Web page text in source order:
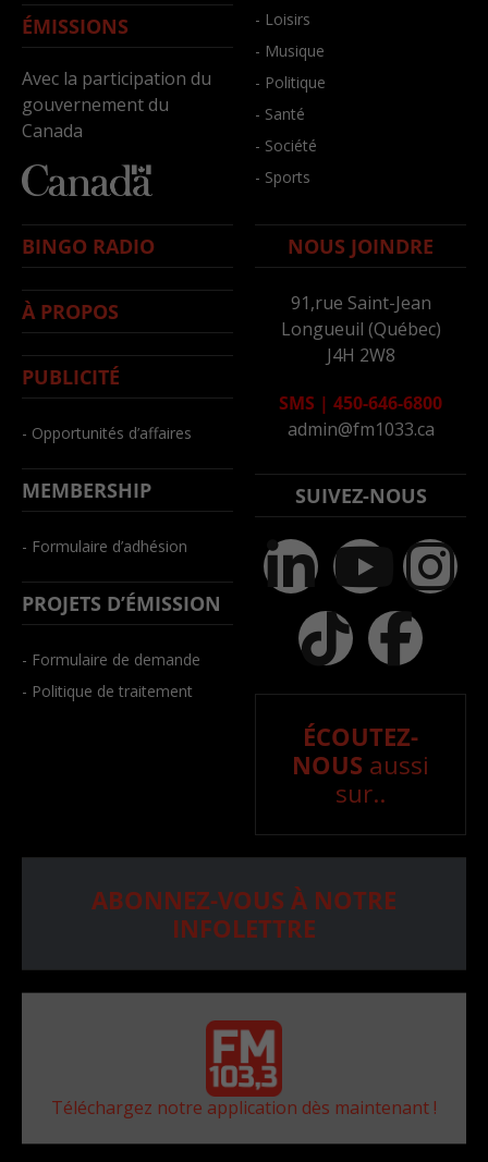
ÉMISSIONS
Avec la participation du
gouvernement du
Canada
- Loisirs
- Musique
- Politique
- Santé
- Société
- Sports
BINGO RADIO
À PROPOS
PUBLICITÉ
- Opportunités d’affaires
MEMBERSHIP
- Formulaire d’adhésion
PROJETS D’ÉMISSION
- Formulaire de demande
- Politique de traitement
NOUS JOINDRE
91,rue Saint-Jean
Longueuil (Québec)
J4H 2W8
SMS | 450-646-6800
admin@fm1033.ca
SUIVEZ-NOUS
ÉCOUTEZ-
NOUS aussi
sur..
ABONNEZ-VOUS À NOTRE
INFOLETTRE
Téléchargez notre application dès maintenant !